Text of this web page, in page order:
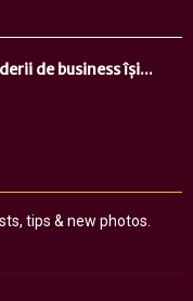
de business își...
tips & new photos.